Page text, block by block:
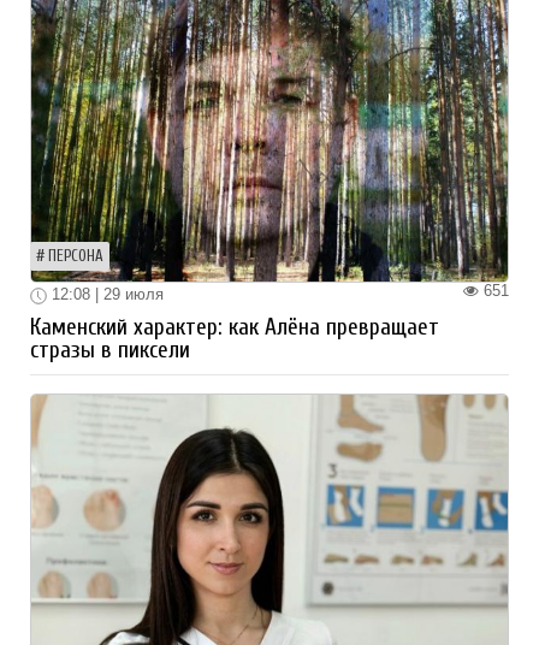
ПЕРСОНА
651
12:08 | 29 июля
Каменский характер: как Алёна превращает
стразы в пиксели